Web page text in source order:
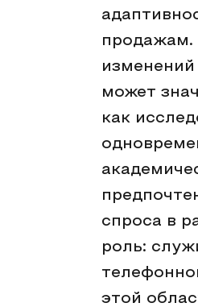
продажам.
может
как
спроса в
роль:
этой